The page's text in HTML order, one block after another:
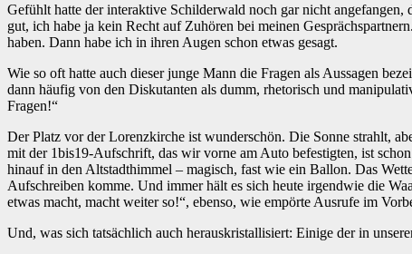
Gefühlt hatte der interaktive Schilderwald noch gar nicht
gut, ich habe ja kein Recht auf Zuhören bei meinen
haben. Dann habe ich in ihren Augen schon etwas gesagt.
Wie so oft hatte auch dieser junge Mann die Fragen als Aussagen
dann häufig von den Diskutanten als dumm, rhetorisch und
Fragen!“
Der Platz vor der Lorenzkirche ist wunderschön. Die Sonne strahlt,
mit der 1bis19-Aufschrift, das wir vorne am Auto befestigten, ist
hinauf in den Altstadthimmel – magisch, fast wie ein Ballon. Das
Aufschreiben komme. Und immer hält es sich heute irgendwie die
etwas macht, macht weiter so!“, ebenso, wie empörte Ausrufe im
Und, was sich tatsächlich auch herauskristallisiert: Einige der in